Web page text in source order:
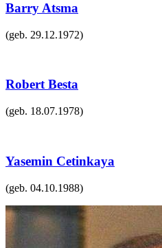
Barry Atsma
(geb. 29.12.1972)
Robert Besta
(geb. 18.07.1978)
Yasemin Cetinkaya
(geb. 04.10.1988)